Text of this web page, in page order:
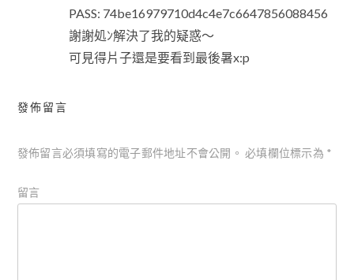
PASS: 74be16979710d4c4e7c6647856088456
謝謝処ﾝ解決了我的疑惑～
可見得片子還是要看到最後暑x:p
發佈留言
發佈留言必須填寫的電子郵件地址不會公開。 必填欄位標示為 *
留言